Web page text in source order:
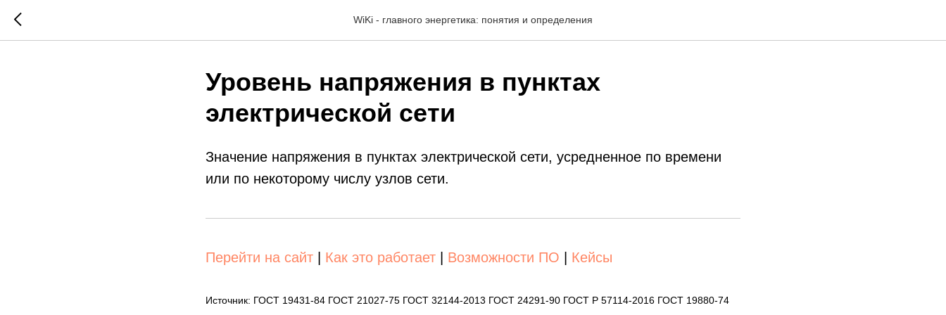
WiKi - главного энергетика: понятия и определения
Уровень напряжения в пунктах
электрической сети
Значение напряжения в пунктах электрической сети, усредненное по времени
или по некоторому числу узлов сети.
Перейти на сайт Как это работает Возможности ПО Кейсы
Источник: ГОСТ 19431-84 ГОСТ 21027-75 ГОСТ 32144-2013 ГОСТ 24291-90 ГОСТ Р 57114-2016 ГОСТ 19880-74